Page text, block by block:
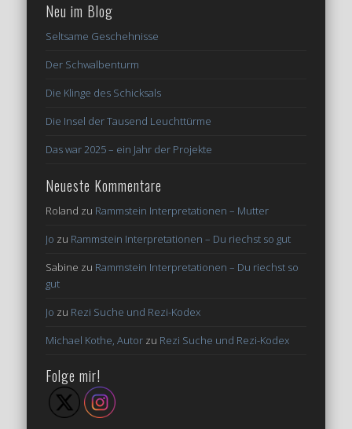
Neu im Blog
Seltsame Geschehnisse
Der Schwalbenturm
Die Klinge des Schicksals
Die Insel der Tausend Leuchttürme
Das war 2025 – ein Jahr der Projekte
Neueste Kommentare
Roland zu Rammstein Interpretationen – Mutter
Jo zu Rammstein Interpretationen – Du riechst so gut
Sabine zu Rammstein Interpretationen – Du riechst so
gut
Jo zu Rezi Suche und Rezi-Kodex
Michael Kothe, Autor zu Rezi Suche und Rezi-Kodex
Folge mir!